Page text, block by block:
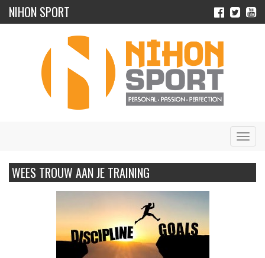
NIHON SPORT
WEES TROUW AAN JE TRAINING